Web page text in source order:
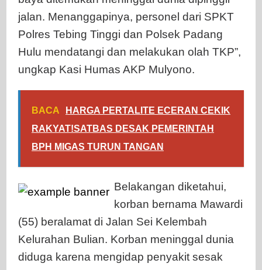
jalan. Menanggapinya, personel dari SPKT
Polres Tebing Tinggi dan Polsek Padang
Hulu mendatangi dan melakukan olah TKP”,
ungkap Kasi Humas AKP Mulyono.
BACA
HARGA PERTALITE ECERAN CEKIK
RAKYAT!SATBAS DESAK PEMERINTAH
BPH MIGAS TURUN TANGAN
Belakangan diketahui,
korban bernama Mawardi
(55) beralamat di Jalan Sei Kelembah
Kelurahan Bulian. Korban meninggal dunia
diduga karena mengidap penyakit sesak